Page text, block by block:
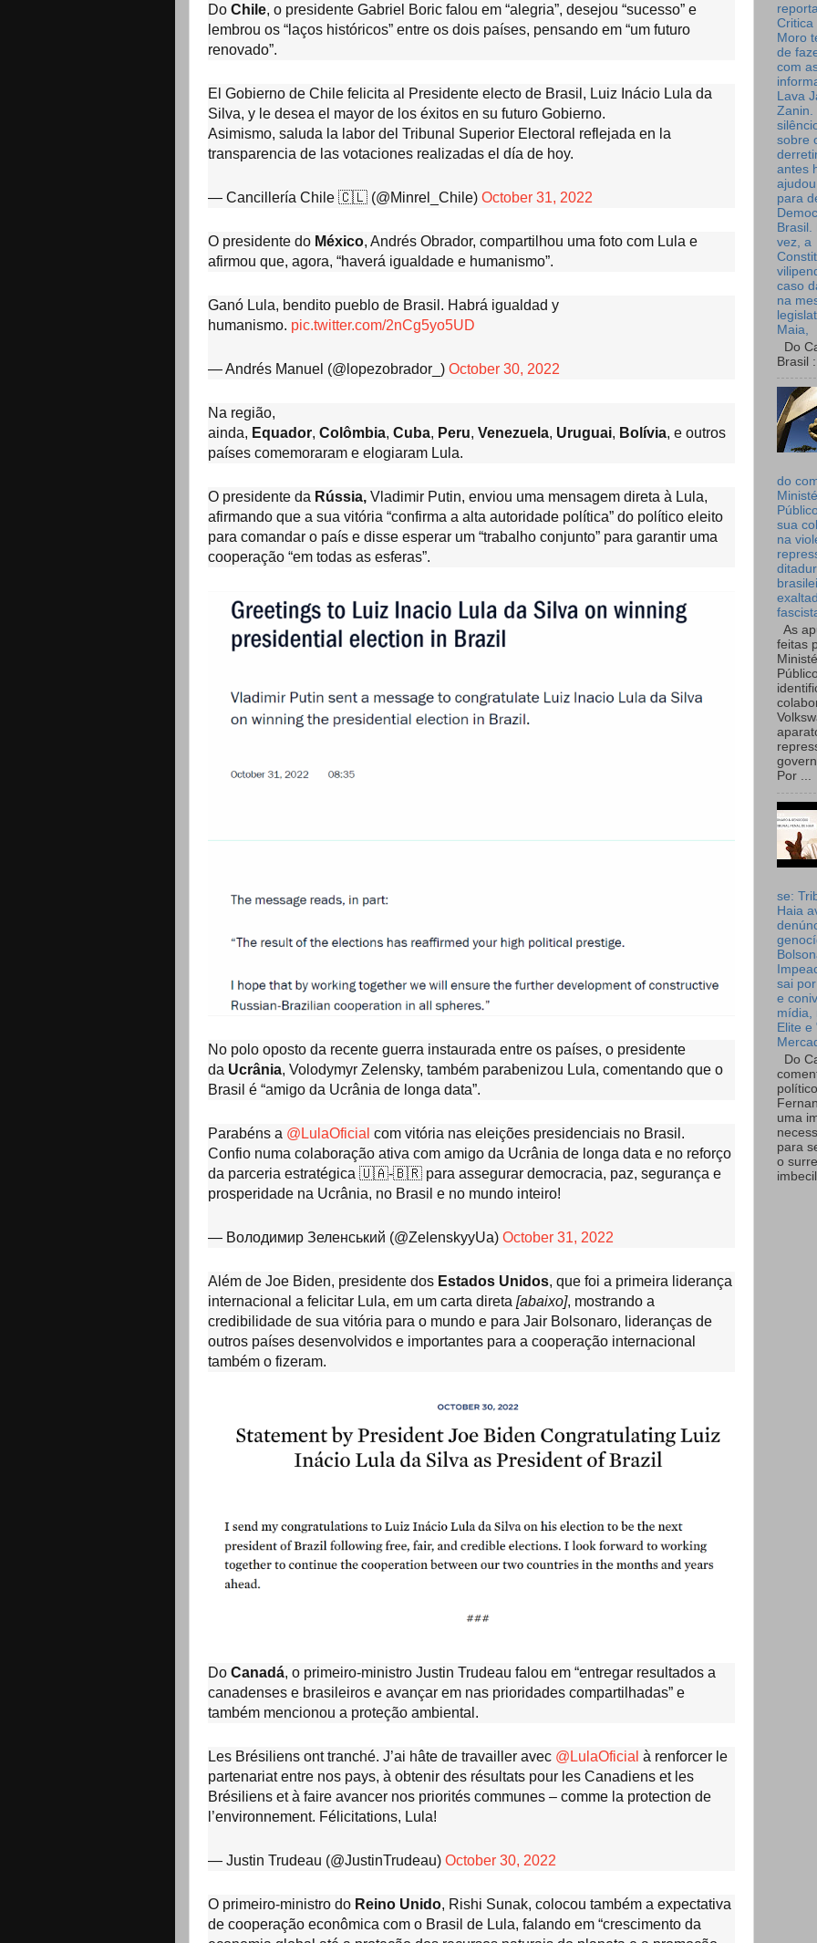
Do Chile, o presidente Gabriel Boric falou em “alegria”, desejou “sucesso” e
lembrou os “laços históricos” entre os dois países, pensando em “um futuro
renovado”.
El Gobierno de Chile felicita al Presidente electo de Brasil, Luiz Inácio Lula da
Silva, y le desea el mayor de los éxitos en su futuro Gobierno.
Asimismo, saluda la labor del Tribunal Superior Electoral reflejada en la
transparencia de las votaciones realizadas el día de hoy.
— Cancillería Chile 🇨🇱 (@Minrel_Chile) October 31, 2022
O presidente do México, Andrés Obrador, compartilhou uma foto com Lula e
afirmou que, agora, “haverá igualdade e humanismo”.
Ganó Lula, bendito pueblo de Brasil. Habrá igualdad y
humanismo. pic.twitter.com/2nCg5yo5UD
— Andrés Manuel (@lopezobrador_) October 30, 2022
Na região,
ainda, Equador, Colômbia, Cuba, Peru, Venezuela, Uruguai, Bolívia, e outros
países comemoraram e elogiaram Lula.
O presidente da Rússia, Vladimir Putin, enviou uma mensagem direta à Lula,
afirmando que a sua vitória “confirma a alta autoridade política” do político eleito
para comandar o país e disse esperar um “trabalho conjunto” para garantir uma
cooperação “em todas as esferas”.
No polo oposto da recente guerra instaurada entre os países, o presidente
da Ucrânia, Volodymyr Zelensky, também parabenizou Lula, comentando que o
Brasil é “amigo da Ucrânia de longa data”.
Parabéns a @LulaOficial com vitória nas eleições presidenciais no Brasil.
Confio numa colaboração ativa com amigo da Ucrânia de longa data e no reforço
da parceria estratégica 🇺🇦-🇧🇷 para assegurar democracia, paz, segurança e
prosperidade na Ucrânia, no Brasil e no mundo inteiro!
— Володимир Зеленський (@ZelenskyyUa) October 31, 2022
Além de Joe Biden, presidente dos Estados Unidos, que foi a primeira liderança
internacional a felicitar Lula, em um carta direta [abaixo], mostrando a
credibilidade de sua vitória para o mundo e para Jair Bolsonaro, lideranças de
outros países desenvolvidos e importantes para a cooperação internacional
também o fizeram.
Do Canadá, o primeiro-ministro Justin Trudeau falou em “entregar resultados a
canadenses e brasileiros e avançar em nas prioridades compartilhadas” e
também mencionou a proteção ambiental.
Les Brésiliens ont tranché. J’ai hâte de travailler avec @LulaOficial à renforcer le
partenariat entre nos pays, à obtenir des résultats pour les Canadiens et les
Brésiliens et à faire avancer nos priorités communes – comme la protection de
l’environnement. Félicitations, Lula!
— Justin Trudeau (@JustinTrudeau) October 30, 2022
O primeiro-ministro do Reino Unido, Rishi Sunak, colocou também a expectativa
de cooperação econômica com o Brasil de Lula, falando em “crescimento da
Critica
Moro
de
com
Lava
Zanin.
sobre
antes
para
Brasil.
vez, a
caso
na
Maia,
Do
Brasil :
do
sua
na
As
feitas
Por ...
se:
Haia
sai
e
mídia,
Elite e
Do
uma
para
o